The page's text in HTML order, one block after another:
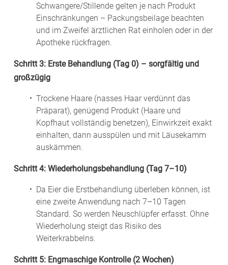
Schwangere/Stillende gelten je nach Produkt
Einschränkungen – Packungsbeilage beachten
und im Zweifel ärztlichen Rat einholen oder in der
Apotheke rückfragen.
Schritt 3: Erste Behandlung (Tag 0) – sorgfältig und
großzügig
Trockene Haare (nasses Haar verdünnt das
Präparat), genügend Produkt (Haare und
Kopfhaut vollständig benetzen), Einwirkzeit exakt
einhalten, dann ausspülen und mit Läusekamm
auskämmen.
Schritt 4: Wiederholungsbehandlung (Tag 7–10)
Da Eier die Erstbehandlung überleben können, ist
eine zweite Anwendung nach 7–10 Tagen
Standard. So werden Neuschlüpfer erfasst. Ohne
Wiederholung steigt das Risiko des
Weiterkrabbelns.
Schritt 5: Engmaschige Kontrolle (2 Wochen)